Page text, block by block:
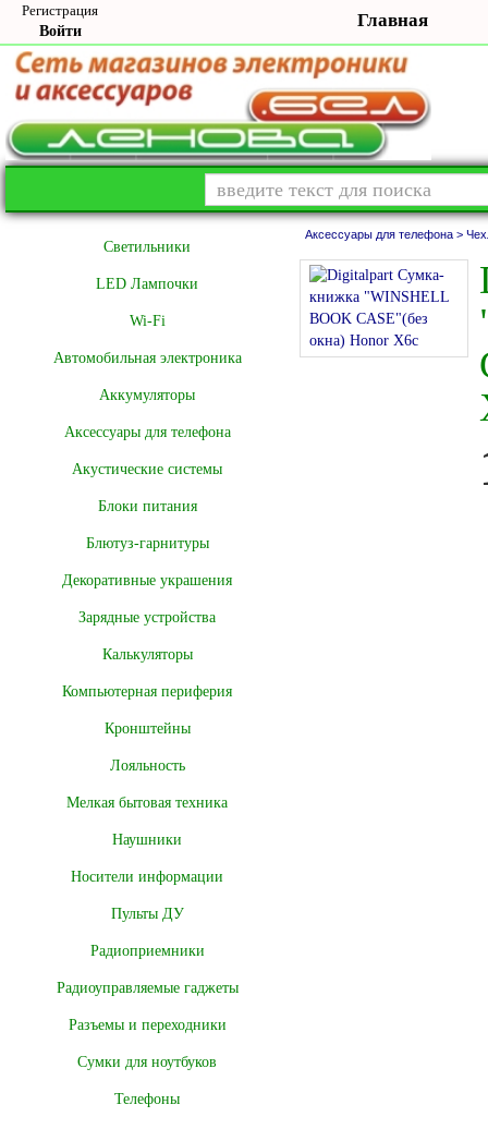
Регистрация
Войти
Главная
Cветильники
LED Лампочки
Wi-Fi
Автомобильная электроника
Аккумуляторы
Аксессуары для телефона
Акустические системы
Блоки питания
Блютуз-гарнитуры
Декоративные украшения
Зарядные устройства
Калькуляторы
Компьютерная периферия
Кронштейны
Лояльность
Мелкая бытовая техника
Наушники
Носители информации
Пульты ДУ
Радиоприемники
Радиоуправляемые гаджеты
Разъемы и переходники
Сумки для ноутбуков
Телефоны
Аксессуары для телефона >